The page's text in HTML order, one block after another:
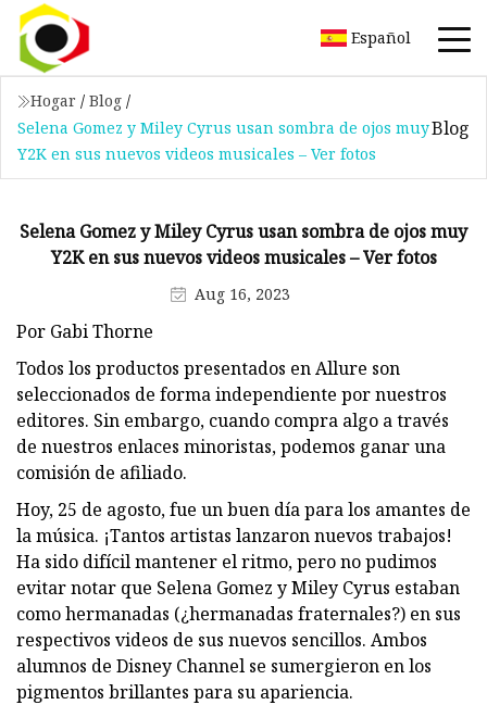
Español
Hogar / Blog /
Selena Gomez y Miley Cyrus usan sombra de ojos muy
Y2K en sus nuevos videos musicales – Ver fotos
Blog
Selena Gomez y Miley Cyrus usan sombra de ojos muy
Y2K en sus nuevos videos musicales – Ver fotos
Aug 16, 2023
Por Gabi Thorne
Todos los productos presentados en Allure son
seleccionados de forma independiente por nuestros
editores. Sin embargo, cuando compra algo a través
de nuestros enlaces minoristas, podemos ganar una
comisión de afiliado.
Hoy, 25 de agosto, fue un buen día para los amantes de
la música. ¡Tantos artistas lanzaron nuevos trabajos!
Ha sido difícil mantener el ritmo, pero no pudimos
evitar notar que Selena Gomez y Miley Cyrus estaban
como hermanadas (¿hermanadas fraternales?) en sus
respectivos videos de sus nuevos sencillos. Ambos
alumnos de Disney Channel se sumergieron en los
pigmentos brillantes para su apariencia.